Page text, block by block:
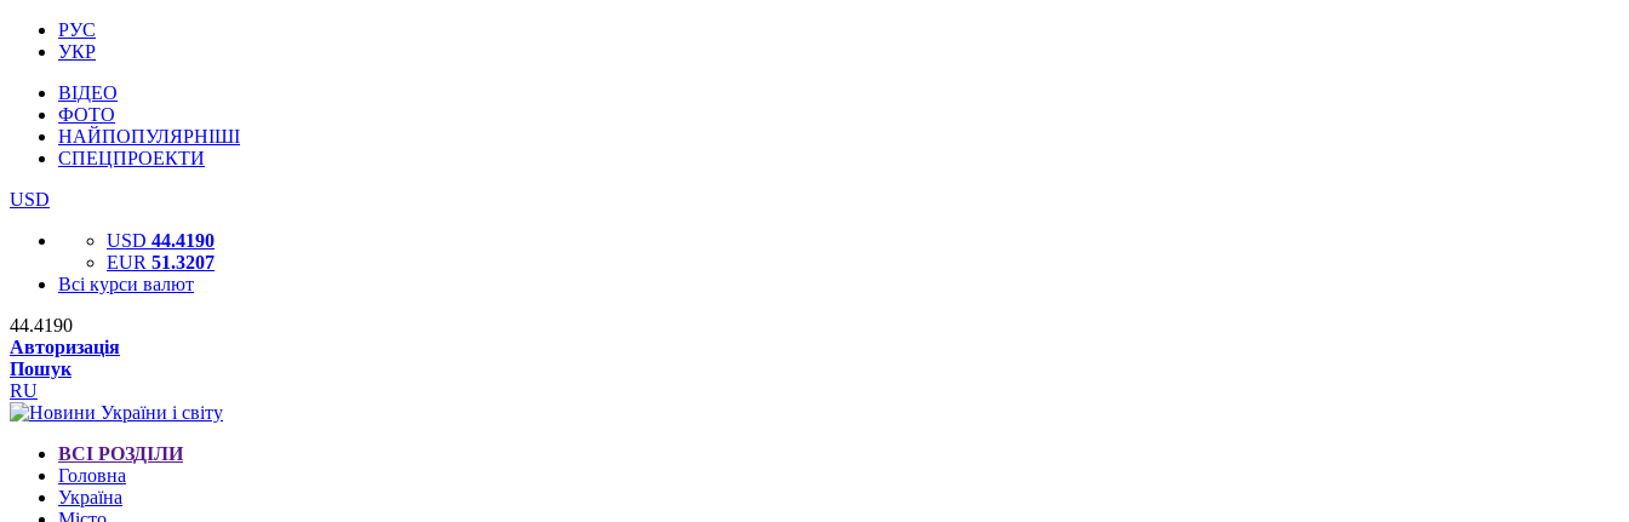
РУС
УКР
ВІДЕО
ФОТО
НАЙПОПУЛЯРНІШІ
СПЕЦПРОЕКТИ
USD
USD 44.4190
EUR 51.3207
Всі курси валют
44.4190
Авторизація
Пошук
RU
ВСІ РОЗДІЛИ
Головна
Україна